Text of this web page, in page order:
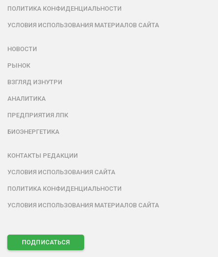
ПОЛИТИКА КОНФИДЕНЦИАЛЬНОСТИ
УСЛОВИЯ ИСПОЛЬЗОВАНИЯ МАТЕРИАЛОВ САЙТА
НОВОСТИ
РЫНОК
ВЗГЛЯД ИЗНУТРИ
АНАЛИТИКА
ПРЕДПРИЯТИЯ ЛПК
БИОЭНЕРГЕТИКА
КОНТАКТЫ РЕДАКЦИИ
УСЛОВИЯ ИСПОЛЬЗОВАНИЯ САЙТА
ПОЛИТИКА КОНФИДЕНЦИАЛЬНОСТИ
УСЛОВИЯ ИСПОЛЬЗОВАНИЯ МАТЕРИАЛОВ САЙТА
ПОДПИСАТЬСЯ